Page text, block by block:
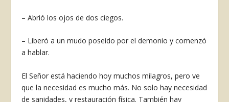
– Abrió los ojos de dos ciegos.
– Liberó a un mudo poseído por el demonio y comenzó
a hablar.
El Señor está haciendo hoy muchos milagros, pero ve
que la necesidad es mucho más. No solo hay necesidad
de sanidades, y restauración física. También hay